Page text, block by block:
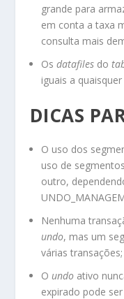
grande para
em conta a taxa
consulta mais
Os datafilesdo
iguais a
DICAS
O uso dos
uso de
outro,
Nenhuma
undo, mas um
várias transações;
O undo ativo
expirado pode